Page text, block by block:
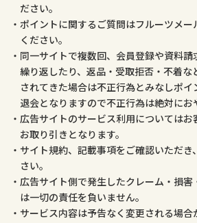
ださい。
ポイントに関するご質問はフルーツメー
ください。
同一サイトで複数回、会員登録や資料
繰り返したり、返品・受取拒否・不着な
されてきた場合は不正行為とみなしポ
退会となりますので不正行為は絶対にお
広告サイトのサービス利用についてはお
お取り引きとなります。
サイト規約、記載事項をご確認いただき
さい。
広告サイト側で発生したクレーム・損
は一切の責任を負いません。
サービス内容は予告なく変更される場合